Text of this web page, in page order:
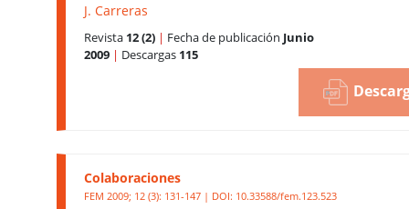
J. Carreras
Revista 12 (2) | Fecha de publicación Junio
2009 | Descargas 115
Colaboraciones
FEM 2009; 12 (3): 131-147 | DOI: 10.33588/fem.123.523